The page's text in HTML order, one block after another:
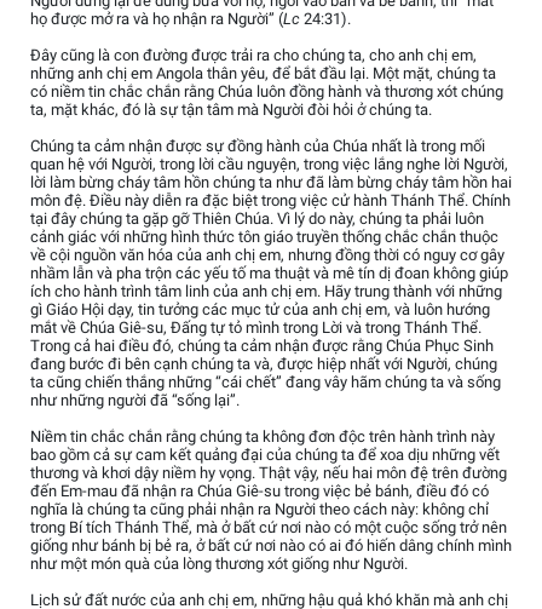
họ được mở ra và họ nhận ra Người” (Lc 24:31).
Đây cũng là con đường được trải ra cho chúng ta, cho anh chị em,
những anh chị em Angola thân yêu, để bắt đầu lại. Một mặt, chúng ta
có niềm tin chắc chắn rằng Chúa luôn đồng hành và thương xót chúng
ta, mặt khác, đó là sự tận tâm mà Người đòi hỏi ở chúng ta.
Chúng ta cảm nhận được sự đồng hành của Chúa nhất là trong mối
quan hệ với Người, trong lời cầu nguyện, trong việc lắng nghe lời Người,
lời làm bừng cháy tâm hồn chúng ta như đã làm bừng cháy tâm hồn hai
môn đệ. Điều này diễn ra đặc biệt trong việc cử hành Thánh Thể. Chính
tại đây chúng ta gặp gỡ Thiên Chúa. Vì lý do này, chúng ta phải luôn
cảnh giác với những hình thức tôn giáo truyền thống chắc chắn thuộc
về cội nguồn văn hóa của anh chị em, nhưng đồng thời có nguy cơ gây
nhầm lẫn và pha trộn các yếu tố ma thuật và mê tín dị đoan không giúp
ích cho hành trình tâm linh của anh chị em. Hãy trung thành với những
gì Giáo Hội dạy, tin tưởng các mục tử của anh chị em, và luôn hướng
mắt về Chúa Giê-su, Đấng tự tỏ mình trong Lời và trong Thánh Thể.
Trong cả hai điều đó, chúng ta cảm nhận được rằng Chúa Phục Sinh
đang bước đi bên cạnh chúng ta và, được hiệp nhất với Người, chúng
ta cũng chiến thắng những “cái chết” đang vây hãm chúng ta và sống
như những người đã “sống lại”.
Niềm tin chắc chắn rằng chúng ta không đơn độc trên hành trình này
bao gồm cả sự cam kết quảng đại của chúng ta để xoa dịu những vết
thương và khơi dậy niềm hy vọng. Thật vậy, nếu hai môn đệ trên đường
đến Em-mau đã nhận ra Chúa Giê-su trong việc bẻ bánh, điều đó có
nghĩa là chúng ta cũng phải nhận ra Người theo cách này: không chỉ
trong Bí tích Thánh Thể, mà ở bất cứ nơi nào có một cuộc sống trở nên
giống như bánh bị bẻ ra, ở bất cứ nơi nào có ai đó hiến dâng chính mình
như một món quà của lòng thương xót giống như Người.
Lịch sử đất nước của anh chị em, những hậu quả khó khăn mà anh chị